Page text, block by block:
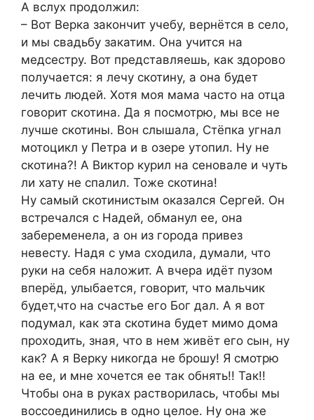
А вслух продолжил:
– Вот Верка закончит учебу, вернётся в село,
и мы свадьбу закатим. Она учится на
медсестру. Вот представляешь, как здорово
получается: я лечу скотину, а она будет
лечить людей. Хотя моя мама часто на отца
говорит скотина. Да я посмотрю, мы все не
лучше скотины. Вон слышала, Стёпка угнал
мотоцикл у Петра и в озере утопил. Ну не
скотина?! А Виктор курил на сеновале и чуть
ли хату не спалил. Тоже скотина!
Ну самый скотинистым оказался Сергей. Он
встречался с Надей, обманул ее, она
забеременела, а он из города привез
невесту. Надя с ума сходила, думали, что
руки на себя наложит. А вчера идёт пузом
вперёд, улыбается, говорит, что мальчик
будет,что на счастье его Бог дал. А я вот
подумал, как эта скотина будет мимо дома
проходить, зная, что в нем живёт его сын, ну
как? А я Верку никогда не брошу! Я смотрю
на ее, и мне хочется ее так обнять!! Так!!
Чтобы она в руках растворилась, чтобы мы
воссоединились в одно целое. Ну она же